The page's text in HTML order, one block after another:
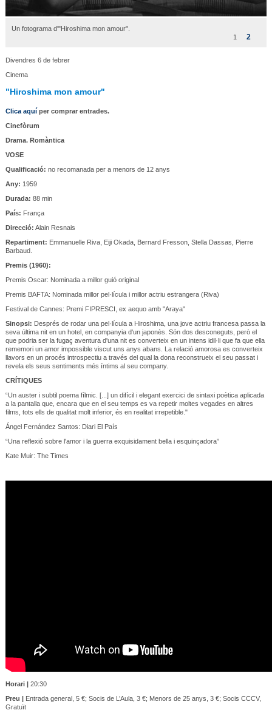
Un fotograma d'"Hiroshima mon amour".
1
2
Divendres 6 de febrer
Cinema
"Hiroshima mon amour"
Clica aquíper comprar entrades.
Cinefòrum
Drama. Romàntica
VOSE
Qualificació: no recomanada per a menors de 12 anys
Any: 1959
Durada: 88 min
País: França
Direcció: Alain Resnais
Repartiment: Emmanuelle Riva, Eiji Okada, Bernard Fresson, Stella Dassas, Pierre
Barbaud.
Premis (1960):
Premis Oscar: Nominada a millor guió original
Premis BAFTA: Nominada millor pel·lícula i millor actriu estrangera (Riva)
Festival de Cannes: Premi FIPRESCI, ex aequo amb "Araya"
Sinopsi: Després de rodar una pel·lícula a Hiroshima, una jove actriu francesa passa la
seva última nit en un hotel, en companyia d'un japonès. Són dos desconeguts, però el
que podria ser la fugaç aventura d'una nit es converteix en un intens idil·li que fa que ella
rememori un amor impossible viscut uns anys abans. La relació amorosa es converteix
llavors en un procés introspectiu a través del qual la dona reconstrueix el seu passat i
revela els seus sentiments més íntims al seu company.
CRÍTIQUES
“Un auster i subtil poema fílmic. [...] un difícil i elegant exercici de sintaxi poètica aplicada
a la pantalla que, encara que en el seu temps es va repetir moltes vegades en altres
films, tots ells de qualitat molt inferior, és en realitat irrepetible."
Ángel Fernández Santos: Diari El País
“Una reflexió sobre l'amor i la guerra exquisidament bella i esquinçadora”
Kate Muir: The Times
Horari |20:30
Preu |Entrada general, 5 €; Socis de L’Aula, 3 €; Menors de 25 anys, 3 €; Socis CCCV,
Gratuït